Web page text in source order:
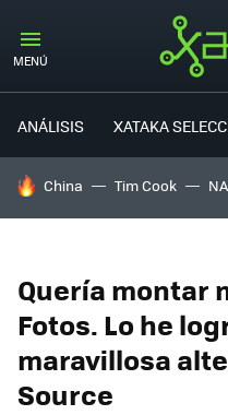
MENÚ
ANÁLISIS XATAKA
HOY SE HABLA DE
China Tim Cook
Quería montar
Fotos. Lo he
maravillosa
Source